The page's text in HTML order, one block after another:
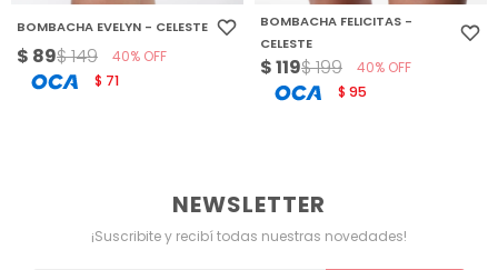
BOMBACHA EVELYN - CELESTE
$ 89$149 40
$ 71
BOMBACHA FELICITAS -
CELESTE
$119$199 40
$ 95
NEWSLETTER
¡Suscribite y recibí todas nuestras novedades!